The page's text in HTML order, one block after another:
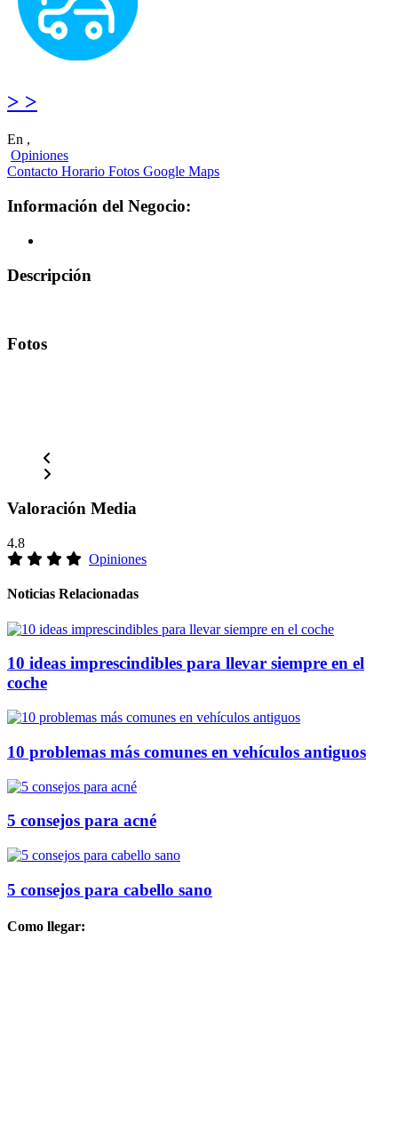
> >
En ,
Opiniones
Contacto Horario Fotos Google Maps
Información del Negocio:
Descripción
Fotos
Valoración Media
4.8
Opiniones
Noticias Relacionadas
10 ideas imprescindibles para llevar siempre en el
coche
10 problemas más comunes en vehículos antiguos
5 consejos para acné
5 consejos para cabello sano
Como llegar: